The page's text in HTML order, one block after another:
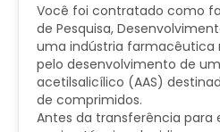
Você foi contratado como
de Pesquisa,
uma indústria farmacêutica
pelo desenvolvimento de
acetilsalicílico (AAS)
de comprimidos.
Antes da transferência para